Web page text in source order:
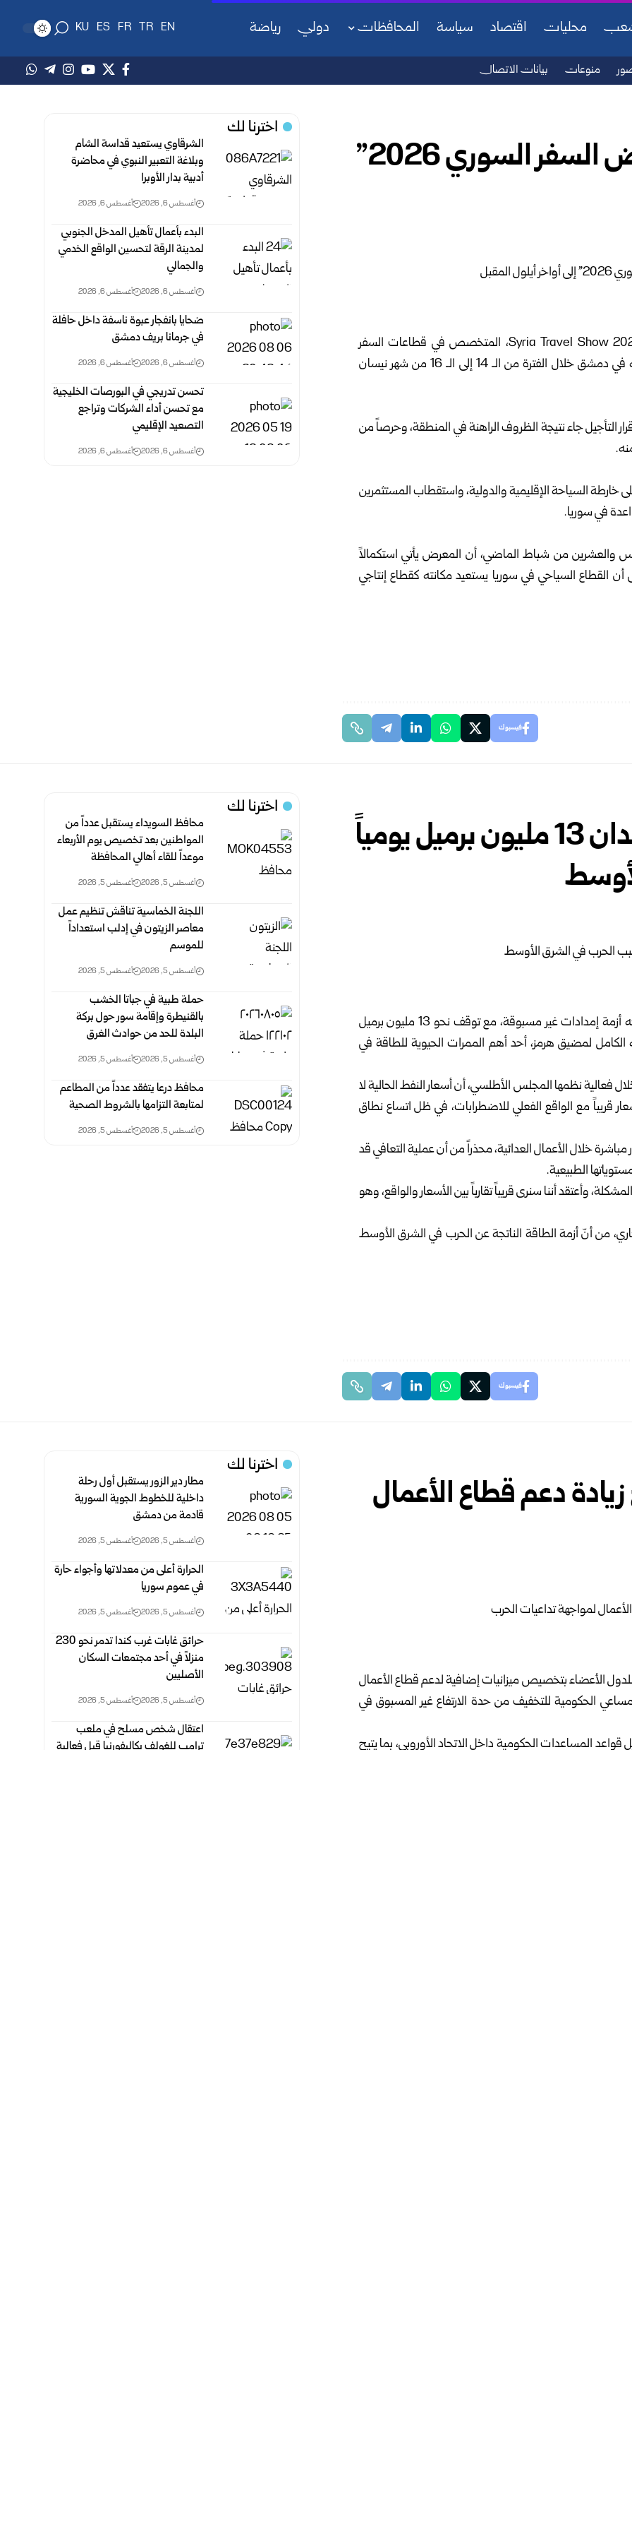
محليات اقتصاد سياسة المحافظات دولي رياضة EN
TR
FR
ES
KU
منوعات بيانات الاتصال
وزارة السياحة تؤجل “معرض السفر السوري 2026”
‌‏أعلنت وزارة السياحة عن تأجيل معرض السفر السوري 2026 Syria Travel Show، المتخصص في قطاعات السفر
والسياحة والاستثمار الفندقي، والذي كان من المقرر إقامته في دمشق خلال الفترة من الـ 14 إلى الـ 16 من شهر نيسان
التأجيل جاء نتيجة الظروف الراهنة في المنطقة، وحرصاً من
خارطة السياحة الإقليمية والدولية، واستقطاب المستثمرين
في سوريا.
والعشرين من شباط الماضي، أن المعرض يأتي استكمالاً
أن القطاع السياحي في سوريا يستعيد مكانته كقطاع إنتاجي
فيسبوك
اخترنا لك
الشرقاوي يستعيد قداسة الشام
وبلاغة التعبير النبوي في محاضرة
أدبية بدار الأوبرا
أغسطس 6, 2026 أغسطس 6, 2026
البدء بأعمال تأهيل المدخل الجنوبي
لمدينة الرقة لتحسين الواقع الخدمي
والجمالي
أغسطس 6, 2026 أغسطس 6, 2026
ضحايا بانفجار عبوة ناسفة داخل حافلة
في جرمانا بريف دمشق
أغسطس 6, 2026 أغسطس 6, 2026
تحسن تدريجي في البورصات الخليجية
مع تحسن أداء الشركات وتراجع
التصعيد الإقليمي
أغسطس 6, 2026 أغسطس 6, 2026
الوكالة الدولية للطاقة: فقدان 13 مليون برميل يومياً
أن سوق النفط العالمية تواجه أزمة إمدادات غير مسبوقة، مع توقف نحو 13 مليون برميل
الكامل لمضيق هرمز، أحد أهم الممرات الحيوية للطاقة في
فعالية نظمها المجلس الأطلسي، أن أسعار النفط الحالية لا
قريباً مع الواقع الفعلي للاضطرابات، في ظل اتساع نطاق
تعرضت لأضرار مباشرة خلال الأعمال العدائية، محذراً من أن عملية التعافي قد
الطبيعية.
وأعتقد أننا سنرى قريباً تقارباً بين الأسعار والواقع، وهو
من أنّ أزمة الطاقة الناتجة عن الحرب في الشرق الأوسط
فيسبوك
اخترنا لك
محافظ السويداء يستقبل عدداً من
المواطنين بعد تخصيص يوم الأربعاء
موعداً للقاء أهالي المحافظة
أغسطس 5, 2026 أغسطس 5, 2026
اللجنة الخماسية تناقش تنظيم عمل
معاصر الزيتون في إدلب استعداداً
للموسم
أغسطس 5, 2026 أغسطس 5, 2026
حملة طبية في جباتا الخشب
بالقنيطرة وإقامة سور حول بركة
البلدة للحد من حوادث الغرق
أغسطس 5, 2026 أغسطس 5, 2026
محافظ درعا يتفقد عدداً من المطاعم
لمتابعة التزامها بالشروط الصحية
أغسطس 5, 2026 أغسطس 5, 2026
دعم قطاع الأعمال
الأعضاء بتخصيص ميزانيات إضافية لدعم قطاع الأعمال
الحكومية للتخفيف من حدة الارتفاع غير المسبوق في
المساعدات الحكومية داخل الاتحاد الأوروبي، بما يتيح
اخترنا لك
مطار دير الزور يستقبل أول رحلة
داخلية للخطوط الجوية السورية
قادمة من دمشق
أغسطس 5, 2026 أغسطس 5, 2026
الحرارة أعلى من معدلاتها وأجواء حارة
في عموم سوريا
أغسطس 5, 2026 أغسطس 5, 2026
حرائق غابات غرب كندا تدمر نحو 230
منزلاً في أحد مجتمعات السكان
الأصليين
أغسطس 5, 2026 أغسطس 5, 2026
اعتقال شخص مسلح في ملعب
ترامب للغولف بكاليفورنيا قبل فعالية